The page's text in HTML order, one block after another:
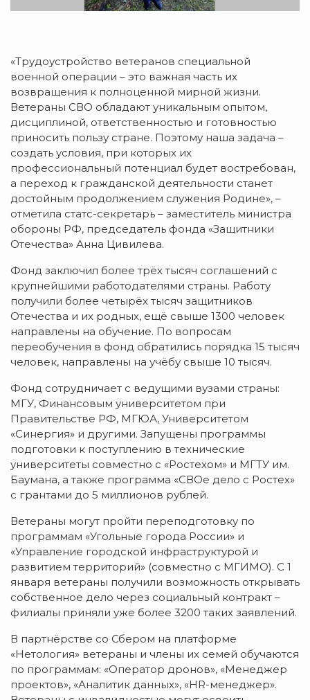
«Трудоустройство ветеранов специальной
военной операции – это важная часть их
возвращения к полноценной мирной жизни.
Ветераны СВО обладают уникальным опытом,
дисциплиной, ответственностью и готовностью
приносить пользу стране. Поэтому наша задача –
создать условия, при которых их
профессиональный потенциал будет востребован,
а переход к гражданской деятельности станет
достойным продолжением служения Родине», –
отметила статс-секретарь – заместитель министра
обороны РФ, председатель фонда «Защитники
Отечества» Анна Цивилева.
Фонд заключил более трёх тысяч соглашений с
крупнейшими работодателями страны. Работу
получили более четырёх тысяч защитников
Отечества и их родных, ещё свыше 1300 человек
направлены на обучение. По вопросам
переобучения в фонд обратились порядка 15 тысяч
человек, направлены на учёбу свыше 10 тысяч.
Фонд сотрудничает с ведущими вузами страны:
МГУ, Финансовым университетом при
Правительстве РФ, МГЮА, Университетом
«Синергия» и другими. Запущены программы
подготовки к поступлению в технические
университеты совместно с «Ростехом» и МГТУ им.
Баумана, а также программа «СВОе дело с Ростех»
с грантами до 5 миллионов рублей.
Ветераны могут пройти переподготовку по
программам «Угольные города России» и
«Управление городской инфраструктурой и
развитием территорий» (совместно с МГИМО). С 1
января ветераны получили возможность открывать
собственное дело через социальный контракт –
филиалы приняли уже более 3200 таких заявлений.
В партнёрстве со Сбером на платформе
«Нетология» ветераны и члены их семей обучаются
по программам: «Оператор дронов», «Менеджер
проектов», «Аналитик данных», «HR-менеджер».